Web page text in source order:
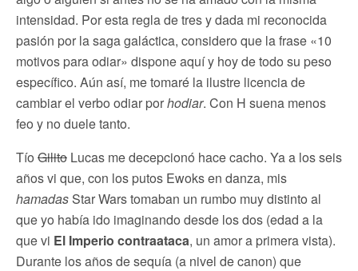
intensidad. Por esta regla de tres y dada mi reconocida
pasión por la saga galáctica, considero que la frase «10
motivos para odiar» dispone aquí y hoy de todo su peso
específico. Aún así, me tomaré la ilustre licencia de
cambiar el verbo odiar porhodiar. Con H suena menos
feo y no duele tanto.
Tío Gilito Lucas me decepcionó hace cacho. Ya a los seis
años vi que, con los putos Ewoks en danza, mis
hamadas Star Wars tomaban un rumbo muy distinto al
que yo había ido imaginando desde los dos (edad a la
que vi El Imperio contraataca, un amor a primera vista).
Durante los años de sequía (a nivel de canon) que